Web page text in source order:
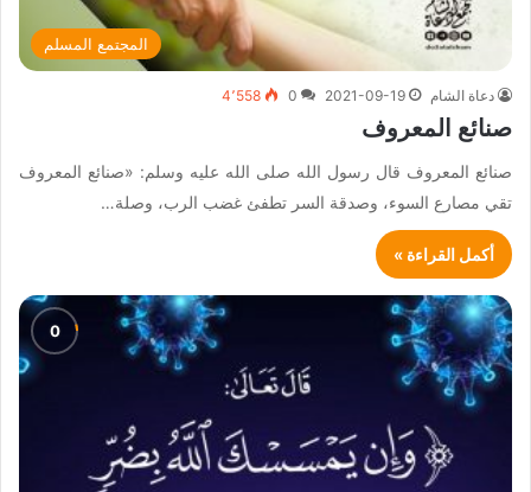
المجتمع المسلم
دعاة الشام 2021-09-19
0 4٬558
صنائع المعروف
صنائع المعروف قال رسول الله صلى الله عليه وسلم: «صنائع المعروف
تقي مصارع السوء، وصدقة السر تطفئ غضب الرب، وصلة…
أكمل القراءة »